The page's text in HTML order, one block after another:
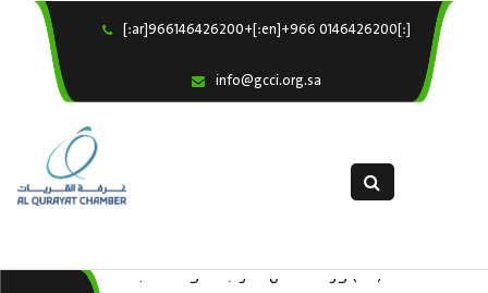
[:ar]966146426200+[:en]+966 0146426200[:]
info@gcci.org.sa ×
Our Services
Electronic Submission
(AR) ورشة عمل “مراجعة واحتساب